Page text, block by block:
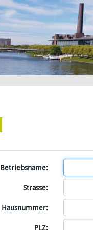
Betriebsname:
Strasse:
Hausnummer:
PLZ: